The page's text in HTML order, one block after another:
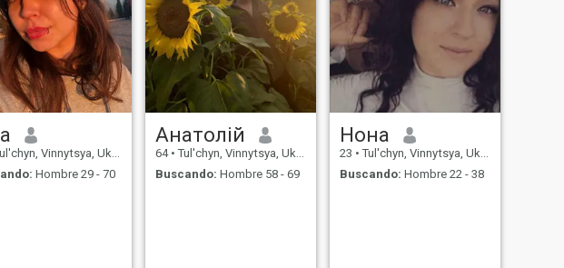
Vinnytsya, Ukrania
Hombre 29 - 70
Анатолій
64 • Tul'chyn, Vinnytsya, Ukrania
Buscando: Hombre 58 - 69
Нона
23 • Tul'chyn, Vinnytsya, Ukrania
Buscando: Hombre 22 - 38